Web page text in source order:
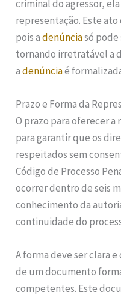
criminal do agressor,
representação. Este
pois adenúnciasó
tornando irretratável a
adenúnciaé
Prazo e Forma da
O prazo para oferecer
para garantir que os
respeitados sem
Código de Processo
ocorrer dentro de seis
conhecimento da
continuidade do
A forma deve ser clara
de um documento
competentes. Este